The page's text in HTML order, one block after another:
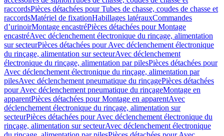
raccordsPièces détachées pour Tubes de chasse, coudes de chasse et
raccordsMatériel de fixationHabillages latérauxCommandes
dʼurinoirMontage encastréPièces détachées pour Montage
encastréAvec déclenchement électronique du rinçage, alimentation
sur secteurPièces détachées pour Avec déclenchement électronique
du rinçage, alimentation sur secteurAvec déclenchement
électronique du rinçage, alimentation par pilesPièces détachées pour
Avec déclenchement électronique du rinçage, alimentation par
pilesAvec déclenchement pneumatique du rinçagePièces détachées
pour Avec déclenchement pneumatique du rinçageMontage en
apparentPièces détachées pour Montage en apparentAvec
déclenchement électronique du rinçage, alimentation sur
secteurPièces détachées pour Avec déclenchement électronique du
rinçage, alimentation sur secteurAvec déclenchement électronique